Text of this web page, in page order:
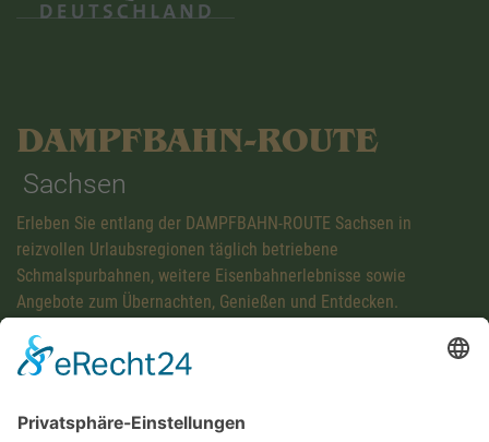
DAMPFBAHN-ROUTE
Sachsen
Erleben Sie entlang der DAMPFBAHN-ROUTE Sachsen in
reizvollen Urlaubsregionen täglich betriebene
Schmalspurbahnen, weitere Eisenbahnerlebnisse sowie
Angebote zum Übernachten, Genießen und Entdecken.